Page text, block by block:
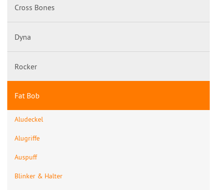
Cross Bones
Dyna
Rocker
Fat Bob
Aludeckel
Alugriffe
Auspuff
Blinker & Halter